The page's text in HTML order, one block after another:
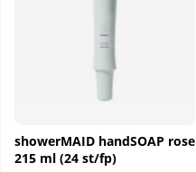
showerMAID handSOAP rose
215 ml (24 st/fp)